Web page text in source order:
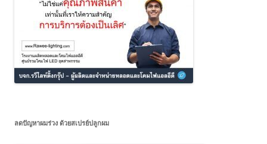
ลดปัญหาผมร่วง ด้วยสเปรย์ปลูกผม